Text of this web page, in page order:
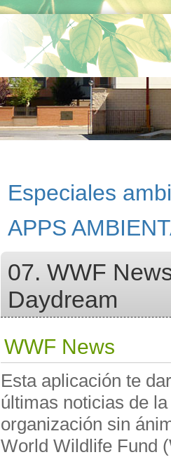
Especiales
APPS
07. WWF
Daydream
WWF News
Esta aplicación te
últimas noticias de la
organización sin
World Wildlife Fund